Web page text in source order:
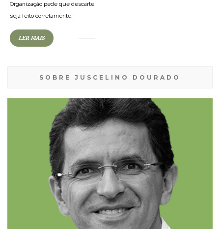
Organização pede que descarte
seja feito corretamente.
LER MAIS
SOBRE JUSCELINO DOURADO